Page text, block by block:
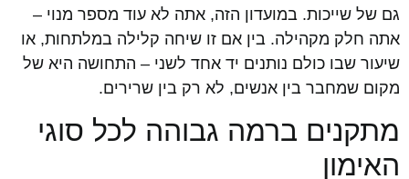
גם של שייכות. במועדון הזה, אתה לא עוד מספר מנוי –
אתה חלק מקהילה. בין אם זו שיחה קלילה במלתחות, או
שיעור שבו כולם נותנים יד אחד לשני – התחושה היא של
מקום שמחבר בין אנשים, לא רק בין שרירים.
מתקנים ברמה גבוהה לכל סוגי
האימון